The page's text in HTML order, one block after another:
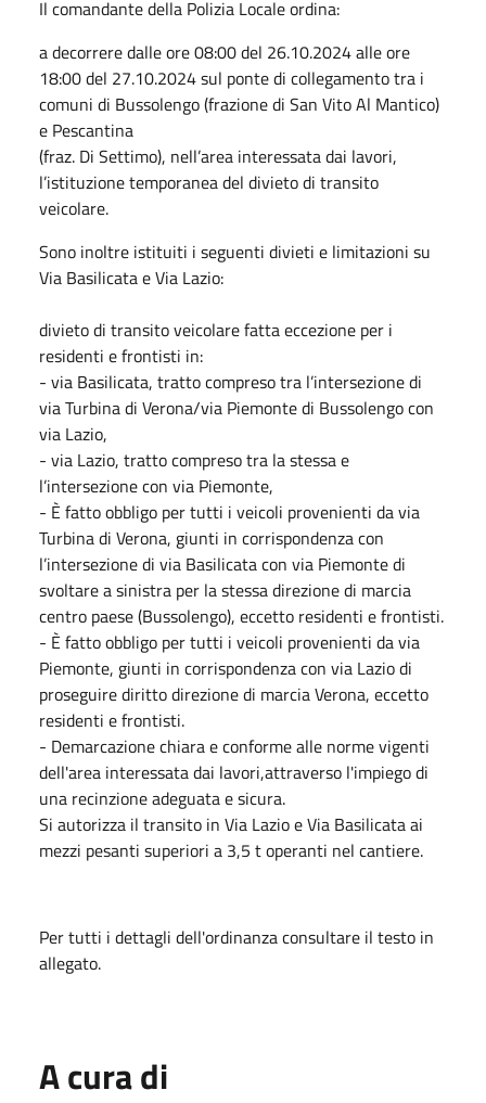
Il comandante della Polizia Locale ordina:
a decorrere dalle ore 08:00 del 26.10.2024 alle ore
18:00 del 27.10.2024 sul ponte di collegamento tra i
comuni di Bussolengo (frazione di San Vito Al Mantico)
e Pescantina
(fraz. Di Settimo), nell’area interessata dai lavori,
l’istituzione temporanea del divieto di transito
veicolare.
Sono inoltre istituiti i seguenti divieti e limitazioni su
Via Basilicata e Via Lazio:
divieto di transito veicolare fatta eccezione per i
residenti e frontisti in:
- via Basilicata, tratto compreso tra l’intersezione di
via Turbina di Verona/via Piemonte di Bussolengo con
via Lazio,
- via Lazio, tratto compreso tra la stessa e
l’intersezione con via Piemonte,
- È fatto obbligo per tutti i veicoli provenienti da via
Turbina di Verona, giunti in corrispondenza con
l’intersezione di via Basilicata con via Piemonte di
svoltare a sinistra per la stessa direzione di marcia
centro paese (Bussolengo), eccetto residenti e frontisti.
- È fatto obbligo per tutti i veicoli provenienti da via
Piemonte, giunti in corrispondenza con via Lazio di
proseguire diritto direzione di marcia Verona, eccetto
residenti e frontisti.
- Demarcazione chiara e conforme alle norme vigenti
dell'area interessata dai lavori,attraverso l'impiego di
una recinzione adeguata e sicura.
Si autorizza il transito in Via Lazio e Via Basilicata ai
mezzi pesanti superiori a 3,5 t operanti nel cantiere.
Per tutti i dettagli dell'ordinanza consultare il testo in
allegato.
A cura di